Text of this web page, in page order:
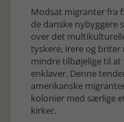
Modsat migranter fra
de danske nybyggere
over det
tyskere, irere og briter
mindre tilbøjelige til at
enklaver. Denne
amerikanske
kolonier med særlige
kirker.